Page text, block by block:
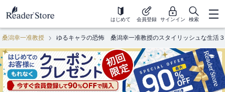
はじめて 会員登録 サインイン 検索
桑潟幸一准教授 ゆるキャラの恐怖 桑潟幸一准教授のスタイリッシュな生活３